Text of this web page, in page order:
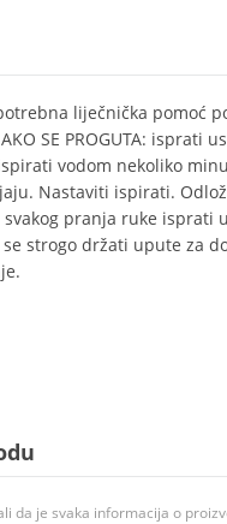
liječnička pomoć
SE PROGUTA: isprati
ispirati vodom nekoliko
Nastaviti ispirati.
pranja ruke isprati
strogo držati upute za
da je svaka informacija o